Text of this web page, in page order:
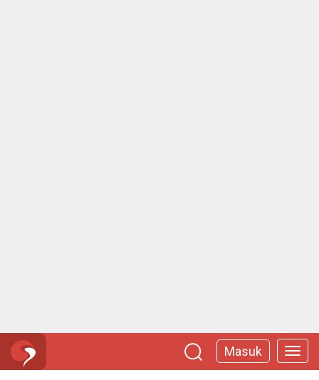
Masuk